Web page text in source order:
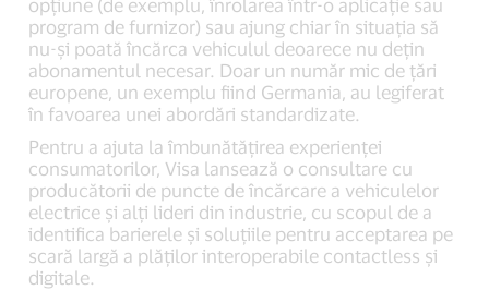
opțiune (de exemplu, înrolarea într-o aplicație sau
program de furnizor) sau ajung chiar în situația să
nu-și poată încărca vehiculul deoarece nu dețin
abonamentul necesar. Doar un număr mic de țări
europene, un exemplu fiind Germania, au legiferat
în favoarea unei abordări standardizate.
Pentru a ajuta la îmbunătățirea experienței
consumatorilor, Visa lansează o consultare cu
producătorii de puncte de încărcare a vehiculelor
electrice și alți lideri din industrie, cu scopul de a
identifica barierele și soluțiile pentru acceptarea pe
scară largă a plăților interoperabile contactless și
digitale.